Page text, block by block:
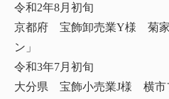
令和2年8月初旬
京都府 宝飾卸売業Y様 菊
ン」
令和3年7月初旬
大分県 宝飾小売業J様 横市